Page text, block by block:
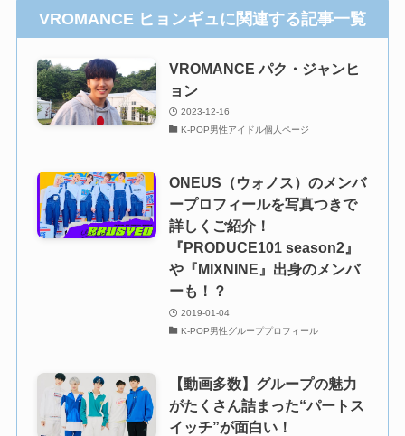
VROMANCE ヒョンギュに関連する記事一覧
VROMANCE パク・ジャンヒ
ョン
2023-12-16
K-POP男性アイドル個人ページ
ONEUS（ウォノス）のメンバ
ープロフィールを写真つきで
詳しくご紹介！
『PRODUCE101 season2』
や『MIXNINE』出身のメンバ
ーも！？
2019-01-04
K-POP男性グループプロフィール
【動画多数】グループの魅力
がたくさん詰まった“パートス
イッチ”が面白い！